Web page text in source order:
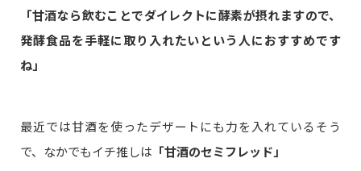
「甘酒なら飲むことでダイレクトに酵素が摂れますので、
発酵食品を手軽に取り入れたいという人におすすめです
ね」
最近では甘酒を使ったデザートにも力を入れているそう
で、なかでもイチ推しは 「甘酒のセミフレッド」